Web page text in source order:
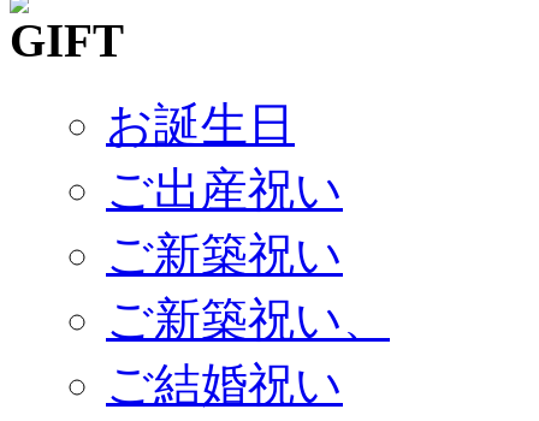
お誕生日
ご出産祝い
ご新築祝い
ご新築祝い、
ご結婚祝い